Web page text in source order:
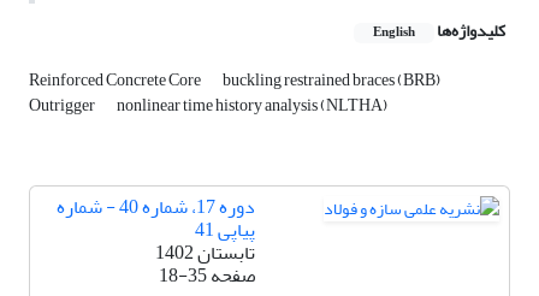
کلیدواژه‌ها English
Reinforced Concrete Core buckling restrained braces (BRB)
Outrigger nonlinear time history analysis (NLTHA)
دوره 17، شماره 40 - شماره
پیاپی 41
تابستان 1402
صفحه18-35